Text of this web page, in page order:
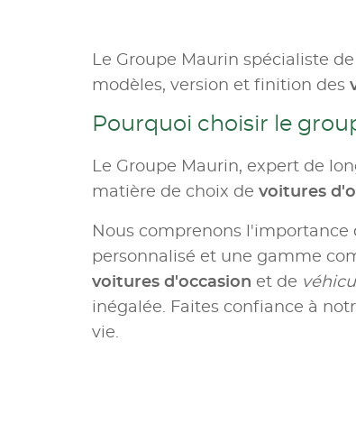
Le Groupe Maurin spécialiste
modèles, version et finition des
Pourquoi choisir le
Le Groupe Maurin, expert de
matière de choix de voitures
Nous comprenons l'importance
personnalisé et une gamme
voitures d'occasion et de
inégalée. Faites confiance à
vie.